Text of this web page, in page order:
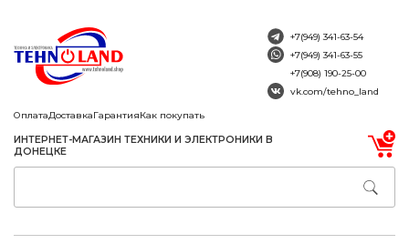
ОплатаДоставкаГарантияКак покупать
ИНТЕРНЕТ-МАГАЗИН ТЕХНИКИ И ЭЛЕКТРОНИКИ В
ДОНЕЦКЕ
+7(949) 341-63-54
+7(949) 341-63-55
+7(908) 190-25-00
vk.com/tehno_land